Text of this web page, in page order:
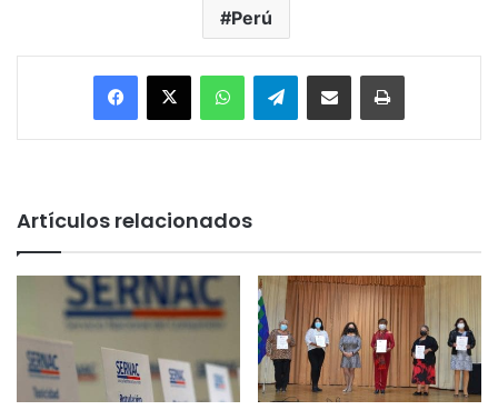
Perú
Facebook
X WhatsAppTelegramEnviar vía email Imprimir
Artículos relacionados